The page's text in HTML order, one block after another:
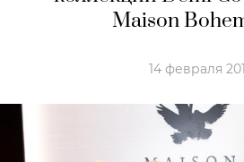
Maison
14 февраля